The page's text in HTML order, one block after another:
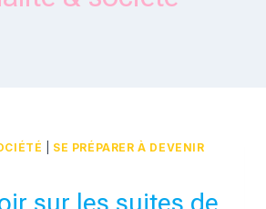
SE PRÉPARER À DEVENIR
sur les suites de